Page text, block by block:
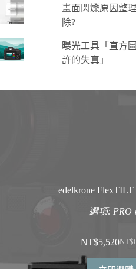
畫面閃爍原因整
除?
曝光工具「直方
許的失真」
edelkrone
選項: PRO
NT$
原
始
NT$5,520目
前